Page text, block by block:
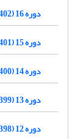
دوره 16 (1402)
دوره 15 (1401)
دوره 14 (1400)
دوره 13 (1399)
دوره 12 (1398)